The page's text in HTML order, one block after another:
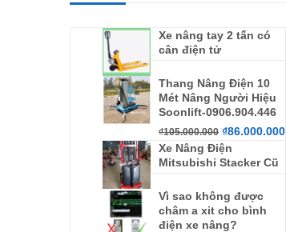
Xe nâng tay 2 tấn có
cân điện tử
Thang Nâng Điện 10
Mét Nâng Người Hiệu
Soonlift-0906.904.446
₫105.000.000 ₫86.000.000
Xe Nâng Điện
Mitsubishi Stacker Cũ
Vì sao không được
châm a xit cho bình
điện xe nâng?